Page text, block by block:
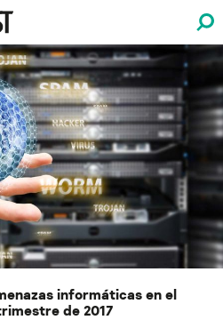
informáticas en el
de 2017